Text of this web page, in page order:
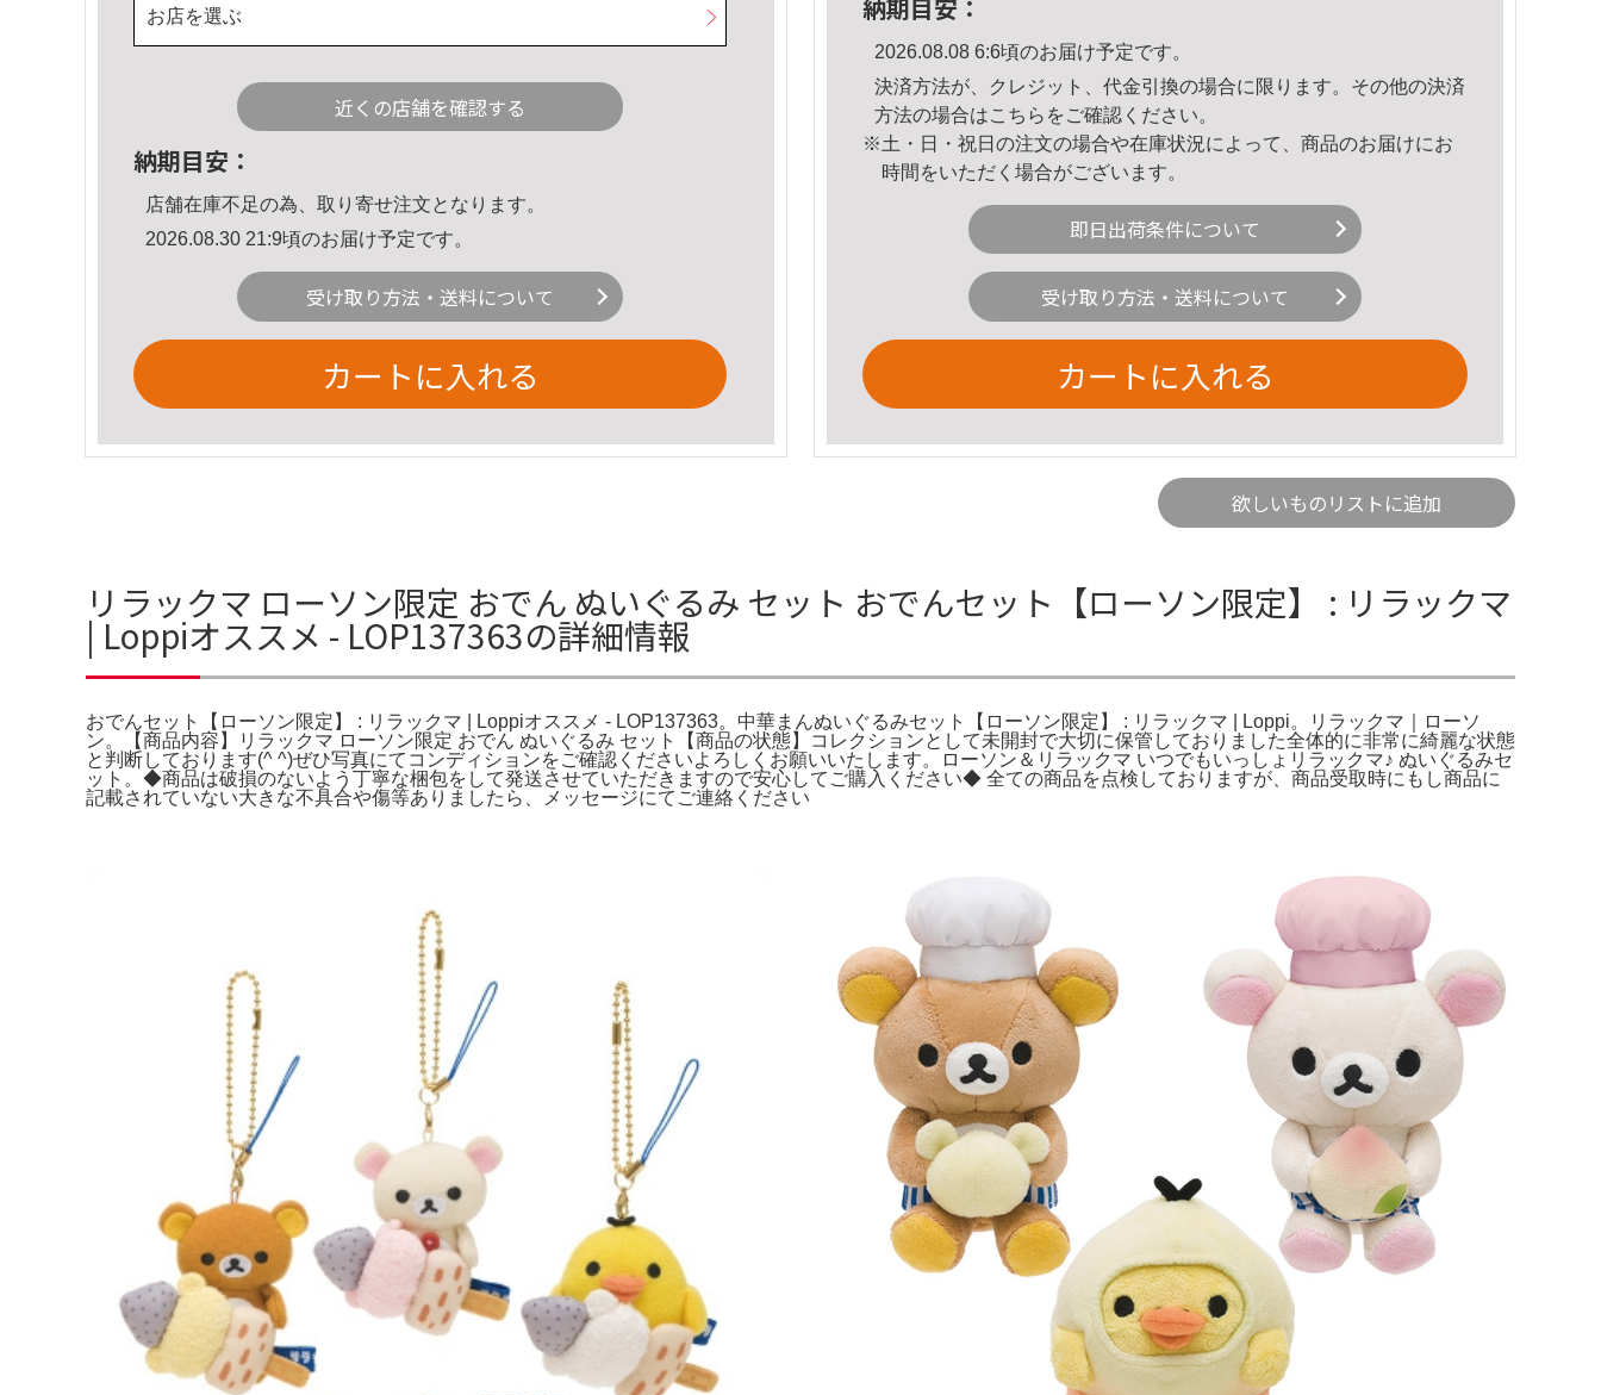
お店を選ぶ
近くの店舗を確認する
納期目安：
店舗在庫不足の為、取り寄せ注文となります。
2026.08.30 21:9頃のお届け予定です。
受け取り方法・送料について
カートに入れる
納期目安：
2026.08.08 6:6頃のお届け予定です。
決済方法が、クレジット、代金引換の場合に限ります。その他の決済
方法の場合はこちら をご確認ください。
※土・日・祝日の注文の場合や在庫状況によって、商品のお届けにお
時間をいただく場合がございます。
即日出荷条件について
受け取り方法・送料について
カートに入れる
欲しいものリストに追加
リラックマ ローソン限定 おでん ぬいぐるみ セット おでんセット【ローソン限定】 : リラックマ
| Loppiオススメ - LOP137363の詳細情報
おでんセット【ローソン限定】 : リラックマ | Loppiオススメ - LOP137363。中華まんぬいぐるみセット【ローソン限定】 : リラックマ | Loppi。リラックマ｜ローソ
ン。【商品内容】リラックマ ローソン限定 おでん ぬいぐるみ セット【商品の状態】コレクションとして未開封で大切に保管しておりました全体的に非常に綺麗な状態
と判断しております(^ ^)ぜひ写真にてコンディションをご確認くださいよろしくお願いいたします。ローソン＆リラックマ いつでもいっしょリラックマ♪ ぬいぐるみセ
ット。◆商品は破損のないよう丁寧な梱包をして発送させていただきますので安心してご購入ください◆ 全ての商品を点検しておりますが、商品受取時にもし商品に
記載されていない大きな不具合や傷等ありましたら、メッセージにてご連絡ください